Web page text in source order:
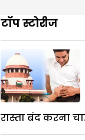
टॉप स्टोरीज
रास्ता बंद करना